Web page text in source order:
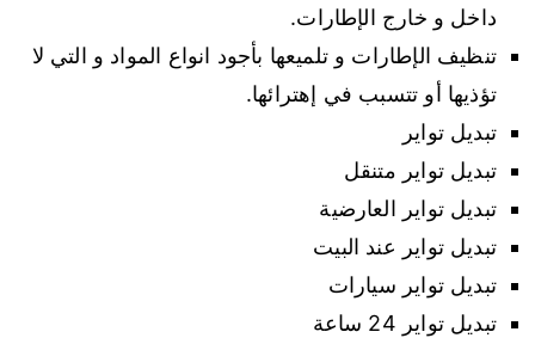
داخل و خارج الإطارات.
تنظيف الإطارات و تلميعها بأجود انواع المواد و التي لا
تؤذيها أو تتسبب في إهترائها.
تبديل تواير
تبديل تواير متنقل
تبديل تواير العارضية
تبديل تواير عند البيت
تبديل تواير سيارات
تبديل تواير 24 ساعة